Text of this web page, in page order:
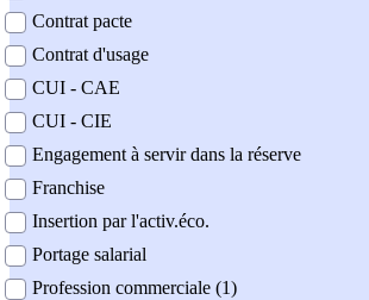
Contrat pacte
Contrat d'usage
CUI - CAE
CUI - CIE
Engagement à servir dans la réserve
Franchise
Insertion par l'activ.éco.
Portage salarial
Profession commerciale (1)